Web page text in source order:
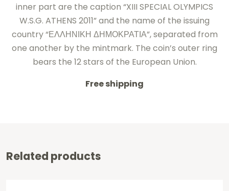
inner part are the caption “XIII SPECIAL OLYMPICS
W.S.G. ATHENS 2011” and the name of the issuing
country “ΕΛΛΗΝΙΚΗ ΔΗΜΟΚΡΑΤΙΑ”, separated from
one another by the mintmark. The coin’s outer ring
bears the 12 stars of the European Union.
Free shipping
Related products